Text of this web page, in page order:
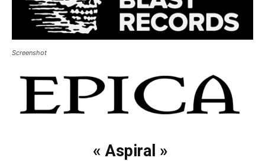
Screenshot
« Aspiral »